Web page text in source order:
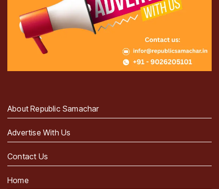
About Republic Samachar
Advertise With Us
Contact Us
Home